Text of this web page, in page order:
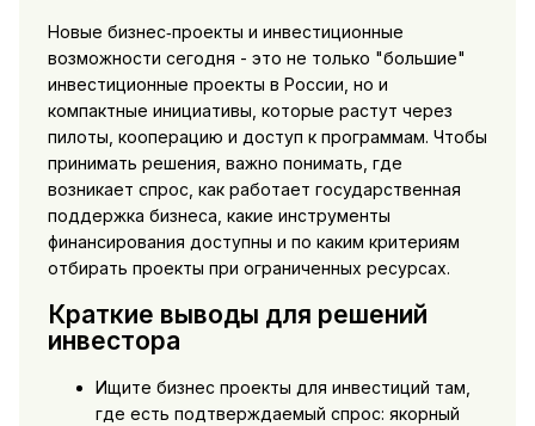
Новые бизнес‑проекты и инвестиционные
возможности сегодня - это не только "большие"
инвестиционные проекты в России, но и
компактные инициативы, которые растут через
пилоты, кооперацию и доступ к программам. Чтобы
принимать решения, важно понимать, где
возникает спрос, как работает государственная
поддержка бизнеса, какие инструменты
финансирования доступны и по каким критериям
отбирать проекты при ограниченных ресурсах.
Краткие выводы для решений
инвестора
Ищите бизнес проекты для инвестиций там,
где есть подтверждаемый спрос: якорный